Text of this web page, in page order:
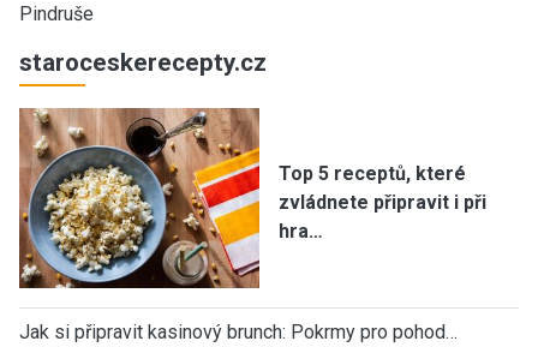
Pindruše
staroceskerecepty.cz
Top 5 receptů, které
zvládnete připravit i při
hra…
Jak si připravit kasinový brunch: Pokrmy pro pohod…